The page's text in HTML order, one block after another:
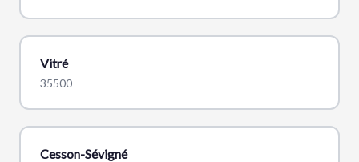
Vitré
35500
Cesson-Sévigné